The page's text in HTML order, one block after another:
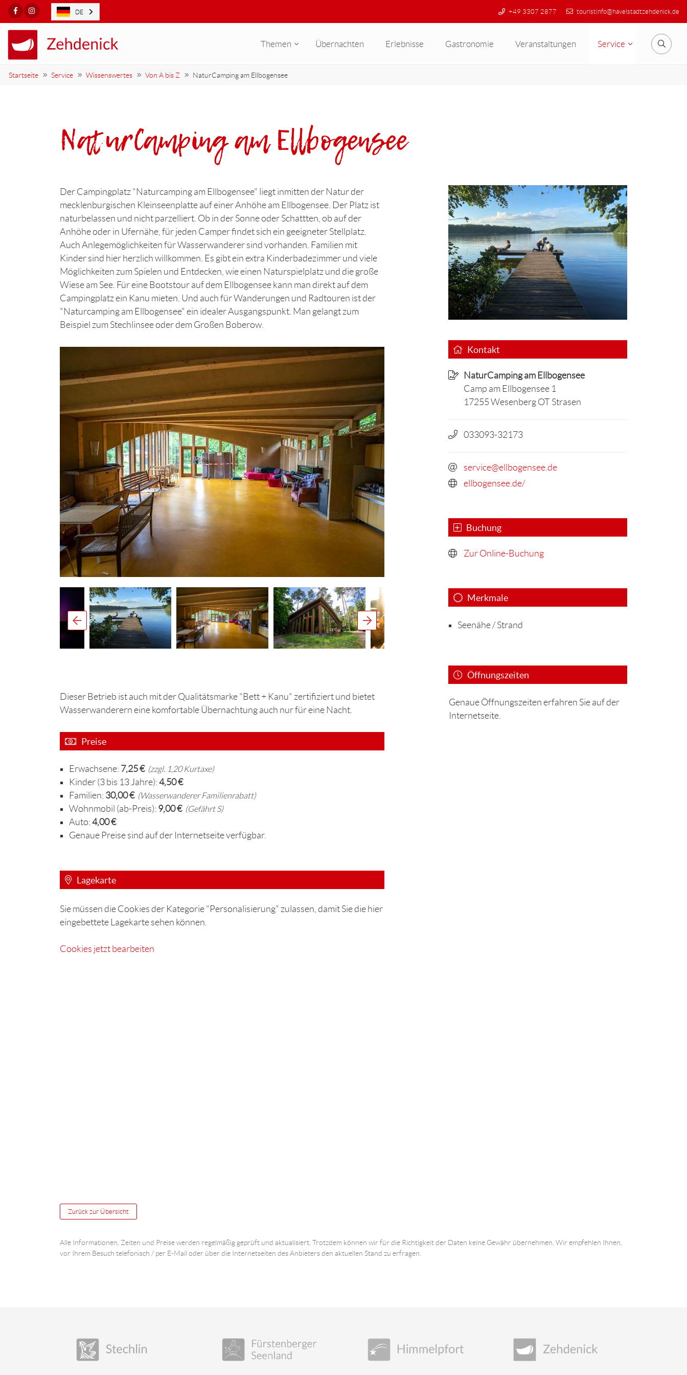
FacebookInstagram +49 3307 2877 touristinfo@havelstadtzehdenick.de
Themen Übernachten Erlebnisse Gastronomie Veranstaltungen Service Suche
Startseite Service Wissenswertes Von A bis Z NaturCamping am Ellbogensee
NaturCamping am Ellbogensee
Der Campingplatz "Naturcamping am Ellbogensee" liegt inmitten der Natur der
mecklenburgischen Kleinseenplatte auf einer Anhöhe am Ellbogensee. Der Platz ist
naturbelassen und nicht parzelliert. Ob in der Sonne oder Schattten, ob auf der
Anhöhe oder in Ufernähe, für jeden Camper findet sich ein geeigneter Stellplatz.
Auch Anlegemöglichkeiten für Wasserwanderer sind vorhanden. Familien mit
Kinder sind hier herzlich willkommen. Es gibt ein extra Kinderbadezimmer und viele
Möglichkeiten zum Spielen und Entdecken, wie einen Naturspielplatz und die große
Wiese am See. Für eine Bootstour auf dem Ellbogensee kann man direkt auf dem
Campingplatz ein Kanu mieten. Und auch für Wanderungen und Radtouren ist der
"Naturcamping am Ellbogensee" ein idealer Ausgangspunkt. Man gelangt zum
Beispiel zum Stechlinsee oder dem Großen Boberow.
Dieser Betrieb ist auch mit der Qualitätsmarke "Bett + Kanu" zertifiziert und bietet
Wasserwanderern eine komfortable Übernachtung auch nur für eine Nacht.
Preise
Erwachsene: 7,25 €(zzgl. 1,20 Kurtaxe)
Kinder (3 bis 13 Jahre): 4,50 €
Familien: 30,00 €(Wasserwanderer Familienrabatt)
Wohnmobil (ab-Preis): 9,00 €(Gefährt S)
Auto: 4,00 €
Genaue Preise sind auf der Internetseite verfügbar.
Lagekarte
Sie müssen die Cookies der Kategorie "Personalisierung" zulassen, damit Sie die hier
eingebettete Lagekarte sehen können.
Cookies jetzt bearbeiten
Kontakt
NaturCamping am Ellbogensee
Camp am Ellbogensee 1
17255 Wesenberg OT Strasen
033093-32173
service@ellbogensee.de
ellbogensee.de/
Buchung
Zur Online-Buchung
Merkmale
Seenähe / Strand
Öffnungszeiten
Genaue Öffnungszeiten erfahren Sie auf der
Internetseite.
Zurück zur Übersicht
Alle Informationen, Zeiten und Preise werden regelmäßig geprüft und aktualisiert. Trotzdem können wir für die Richtigkeit der Daten keine Gewähr übernehmen. Wir empfehlen Ihnen,
vor Ihrem Besuch telefonisch / per E-Mail oder über die Internetseiten des Anbieters den aktuellen Stand zu erfragen.
DE